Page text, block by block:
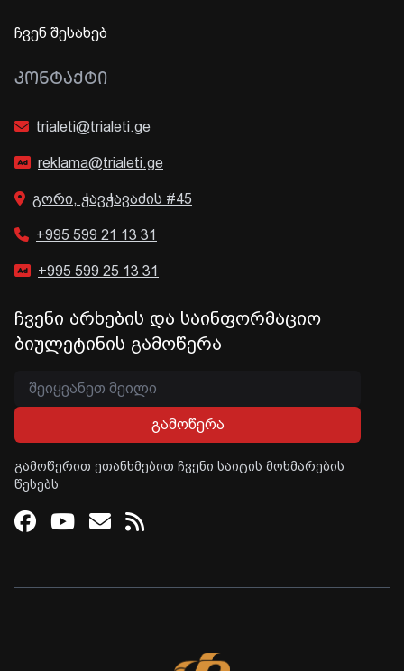
ჩვენ შესახებ
ᲙᲝᲜᲢᲐᲥᲢᲘ
trialeti@trialeti.ge
reklama@trialeti.ge
გორი, ჭავჭავაძის #45
+995 599 21 13 31
+995 599 25 13 31
ჩვენი არხების და საინფორმაციო
ბიულეტინის გამოწერა
გამოწერა
გამოწერით ეთანხმებით ჩვენი საიტის მოხმარების
წესებს
Facebook
Youtube
Email
RSS